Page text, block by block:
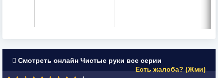
Смотреть онлайн Чистые руки все серии
Есть жалоба? (Жми)